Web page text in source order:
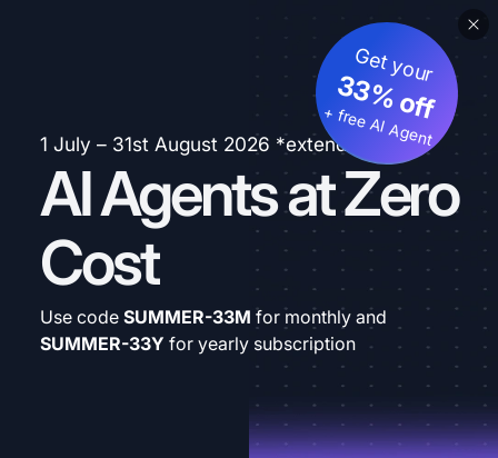
1 July – 31st August 2026 *extended
AI Agents at Zero
Cost
Get your
33% off
+ free AI Agent
Use code SUMMER-33M for monthly and
SUMMER-33Y for yearly subscription